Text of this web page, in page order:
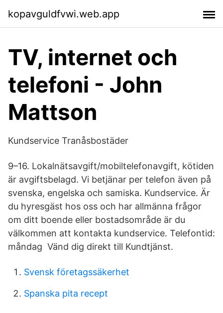
kopavguldfvwi.web.app
TV, internet och
telefoni - John
Mattson
Kundservice Tranåsbostäder
9–16. Lokalnätsavgift/mobiltelefonavgift, kötiden
är avgiftsbelagd. Vi betjänar per telefon även på
svenska, engelska och samiska. Kundservice. Är
du hyresgäst hos oss och har allmänna frågor
om ditt boende eller bostadsområde är du
välkommen att kontakta kundservice. Telefontid:
måndag Vänd dig direkt till Kundtjänst.
Svensk företagssäkerhet
Spanska pita recept